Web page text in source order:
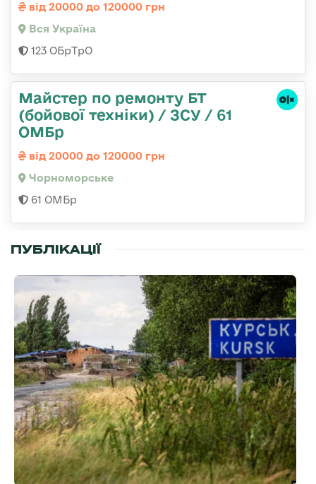
від 20000 до 120000 грн
Вся Україна
123 ОБрТрО
Майстер по ремонту БТ
(бойової техніки) / ЗСУ / 61
ОМБр
від 20000 до 120000 грн
Чорноморське
61 ОМБр
ПУБЛІКАЦІЇ